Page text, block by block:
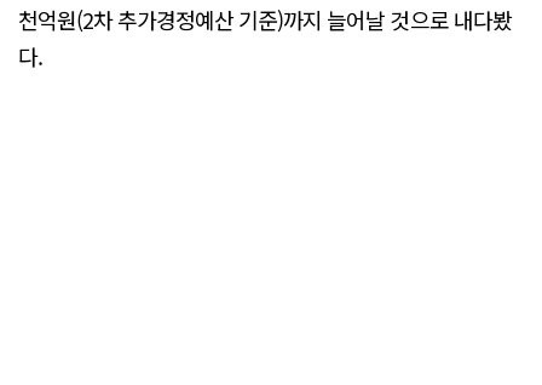
천억원(2차 추가경정예산 기준)까지 늘어날 것으로 내다봤
다.